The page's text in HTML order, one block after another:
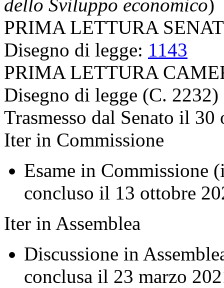
dello Sviluppo economico)
PRIMA LETTURA
Disegno di legge: 1143
PRIMA LETTURA
Disegno di legge (C. 2232)
Trasmesso dal Senato il 30
Iter in Commissione
Esame in Commissione
concluso il 13 ottobre
Iter in Assemblea
Discussione in
conclusa il 23 marzo